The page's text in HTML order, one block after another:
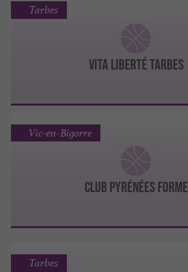
VITA LIBERTÉ TARBES
Tarbes
CLUB PYRÉNÉES FORME
Vic-en-Bigorre
Tarbes